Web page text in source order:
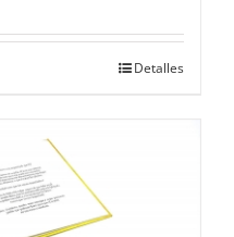
Detalles